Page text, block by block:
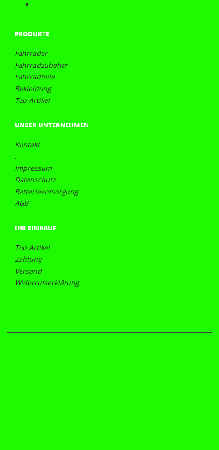
PRODUKTE
Fahrräder
Fahrradzubehör
Fahrradteile
Bekleidung
Top Artikel
UNSER UNTERNEHMEN
Kontakt
.
Impressum
Datenschutz
Batterieentsorgung
AGB
IHR EINKAUF
Top Artikel
Zahlung
Versand
Widerrufserklärung